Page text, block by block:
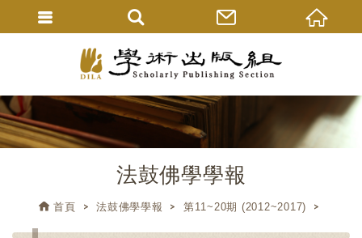
法鼓佛學學報
首頁 法鼓佛學學報 第11~20期 (2012~2017)